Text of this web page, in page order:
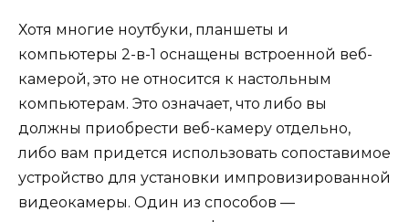
Хотя многие ноутбуки, планшеты и
компьютеры 2-в-1 оснащены встроенной веб-
камерой, это не относится к настольным
компьютерам. Это означает, что либо вы
должны приобрести веб-камеру отдельно,
либо вам придется использовать сопоставимое
устройство для установки импровизированной
видеокамеры. Один из способов —